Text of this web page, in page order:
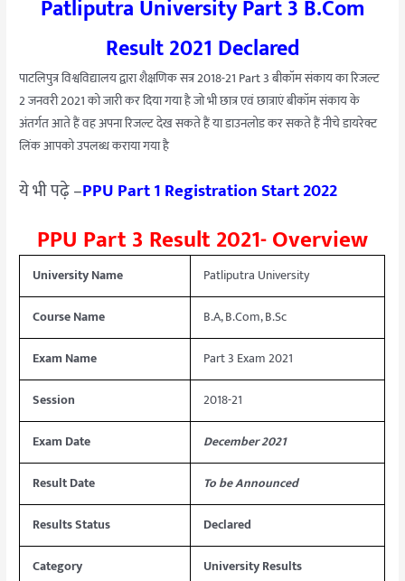
Patliputra University Part 3 B.Com
Result 2021 Declared
पाटलिपुत्र विश्वविद्यालय द्वारा शैक्षणिक सत्र 2018-21 Part 3 बीकॉम संकाय का रिजल्ट
2 जनवरी 2021 को जारी कर दिया गया है जो भी छात्र एवं छात्राएं बीकॉम संकाय के
अंतर्गत आते हैं वह अपना रिजल्ट देख सकते हैं या डाउनलोड कर सकते हैं नीचे डायरेक्ट
लिंक आपको उपलब्ध कराया गया है
ये भी पढ़े –PPU Part 1 Registration Start 2022
PPU Part 3 Result 2021- Overview
University Name Patliputra University
Course Name B.A, B.Com, B.Sc
Exam Name Part 3 Exam 2021
Session 2018-21
Exam Date December 2021
Result Date To be Announced
Results Status Declared
Category University Results